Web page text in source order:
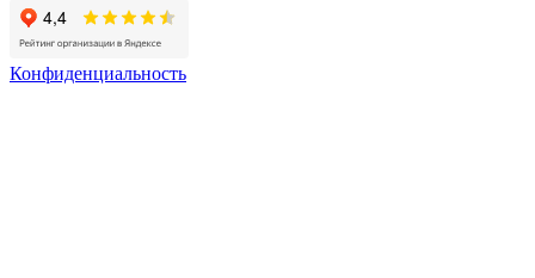
Конфиденциальность